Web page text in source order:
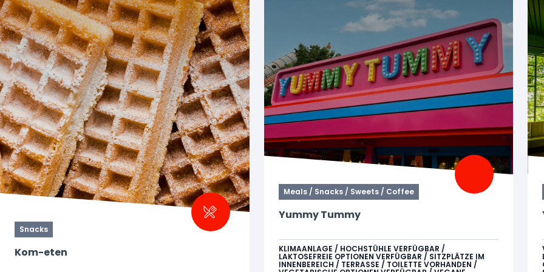
Snacks
Kom-eten
Meals / Snacks / Sweets / Coffee
Yummy Tummy
Geschmacksrichtungen bei Yummy Tummy
überraschen. Wähle aus Loaded Nachos,
KLIMAANLAGE / HOCHSTÜHLE VERFÜGBAR /
LAKTOSEFREIE OPTIONEN VERFÜGBAR / SITZPLÄTZE IM
INNENBEREICH / TERRASSE / TOILETTE VORHANDEN /